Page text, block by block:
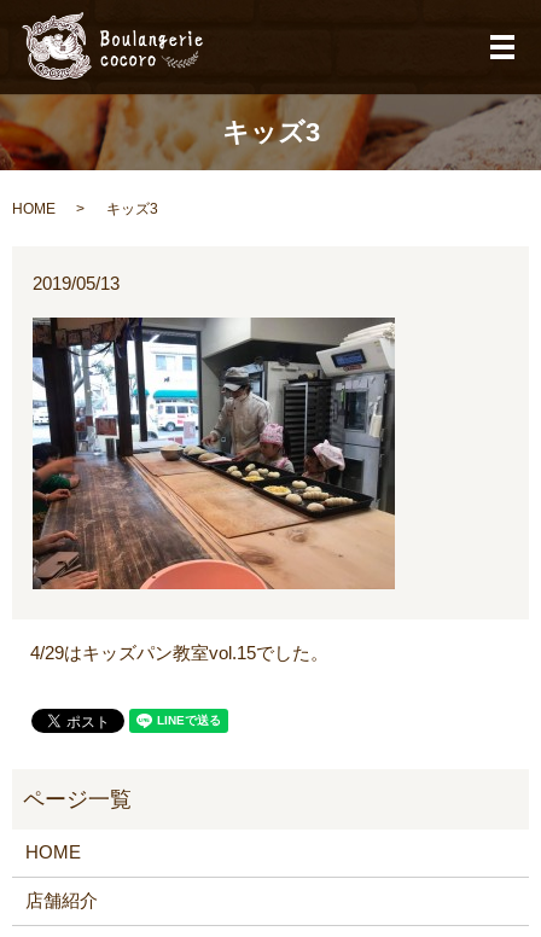
メ
キッズ3
HOME キッズ3
2019/05/13
4/29はキッズパン教室vol.15でした。
HOME
店舗紹介